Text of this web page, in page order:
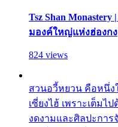
Tsz Shan
มองค์ใหญ่แห่งฮ่องกง
824 views
สวนอวี้หยวน คือหนึ่
เซี่ยงไฮ้ เพราะเต็ม
งดงามและศิลปะกา